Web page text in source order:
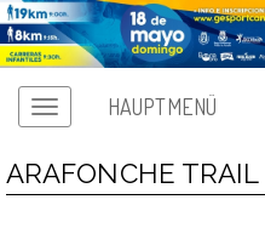
HAUPTMENÜ
ARAFONCHE TRAIL